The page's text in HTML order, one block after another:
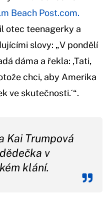
Beach Post.com.
otec teenagerky a
slovy: „V pondělí
dáma a řekla: ,Tati,
chci, aby Amerika
ve skutečnosti.´“.
Kai Trumpová
v
klání.